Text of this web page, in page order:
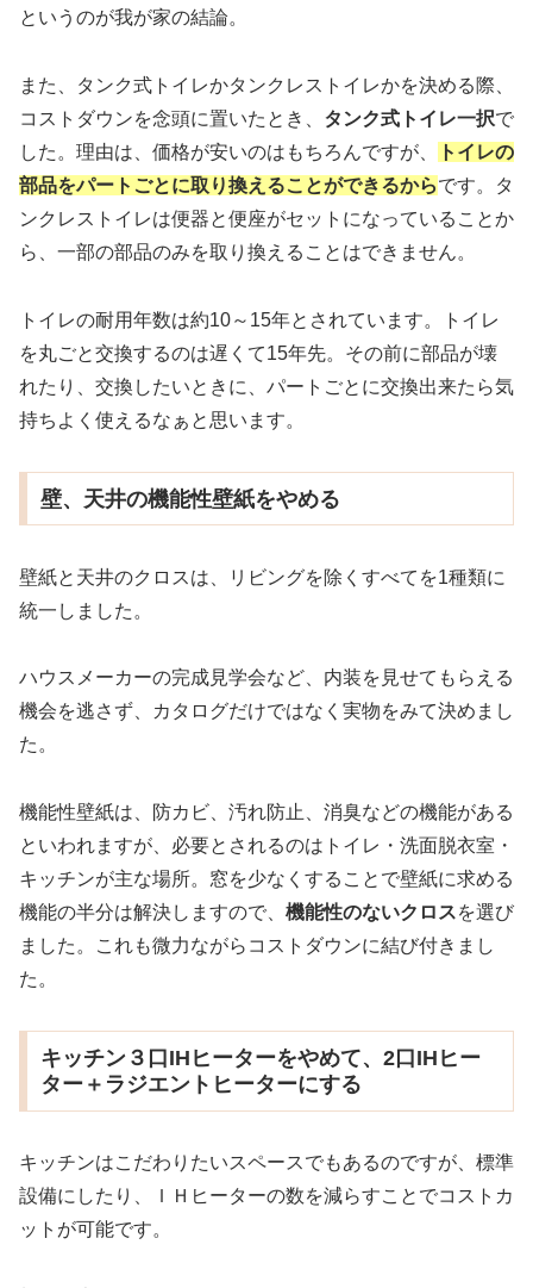
というのが我が家の結論。
また、タンク式トイレかタンクレストイレかを決める際、
コストダウンを念頭に置いたとき、 タンク式トイレ一択で
した。理由は、価格が安いのはもちろんですが、
トイレの
部品をパートごとに取り換えることができるからです。タ
ンクレストイレは便器と便座がセットになっていることか
ら、一部の部品のみを取り換えることはできません。
トイレの耐用年数は約10～15年とされています。トイレ
を丸ごと交換するのは遅くて15年先。その前に部品が壊
れたり、交換したいときに、パートごとに交換出来たら気
持ちよく使えるなぁと思います。
壁、天井の機能性壁紙をやめる
壁紙と天井のクロスは、リビングを除くすべてを1種類に
統一しました。
ハウスメーカーの完成見学会など、内装を見せてもらえる
機会を逃さず、カタログだけではなく実物をみて決めまし
た。
機能性壁紙は、防カビ、汚れ防止、消臭などの機能がある
といわれますが、必要とされるのはトイレ・洗面脱衣室・
キッチンが主な場所。窓を少なくすることで壁紙に求める
機能の半分は解決しますので、 機能性のないクロスを選び
ました。これも微力ながらコストダウンに結び付きまし
た。
キッチン３口IHヒーターをやめて、2口IHヒー
ター＋ラジエントヒーターにする
キッチンはこだわりたいスペースでもあるのですが、標準
設備にしたり、ＩＨヒーターの数を減らすことでコストカ
ットが可能です。